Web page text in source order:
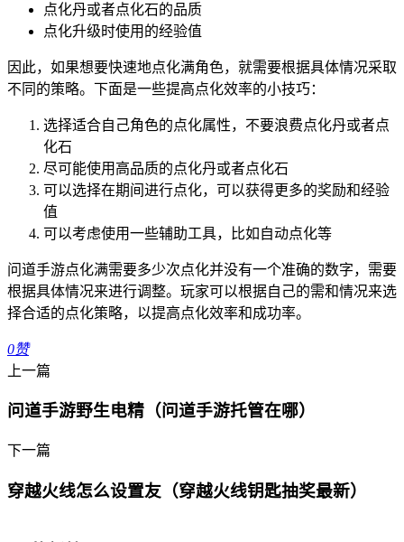
点化丹或者点化石的品质
点化升级时使用的经验值
因此，如果想要快速地点化满角色，就需要根据具体情况采取
不同的策略。下面是一些提高点化效率的小技巧：
选择适合自己角色的点化属性，不要浪费点化丹或者点
化石
尽可能使用高品质的点化丹或者点化石
可以选择在期间进行点化，可以获得更多的奖励和经验
值
可以考虑使用一些辅助工具，比如自动点化等
问道手游点化满需要多少次点化并没有一个准确的数字，需要
根据具体情况来进行调整。玩家可以根据自己的需和情况来选
择合适的点化策略，以提高点化效率和成功率。
0赞
上一篇
问道手游野生电精（问道手游托管在哪）
下一篇
穿越火线怎么设置友（穿越火线钥匙抽奖最新）